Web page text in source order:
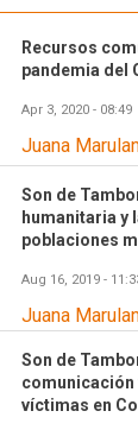
Recursos
pandemia del
Apr 3, 2020 - 08:49
Juana
Son de
humanitaria y
poblaciones
Aug 16, 2019 -
Juana
Son de
comunicación
víctimas en